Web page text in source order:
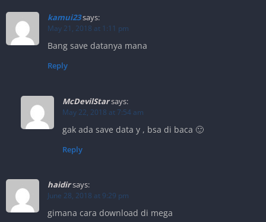
kamui23says:
May 21, 2018 at 1:11 pm
Bang save datanya mana
Reply
McDevilStarsays:
May 22, 2018 at 7:54 am
gak ada save data y , bsa di baca 🙂
Reply
haidirsays:
June 28, 2018 at 9:29 pm
gimana cara download di mega